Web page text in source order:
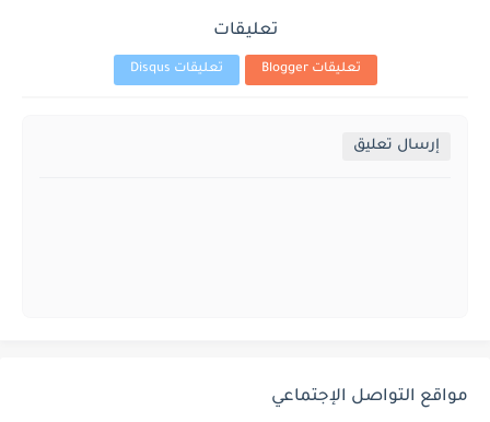
تعليقات
تعليقات Blogger تعليقات Disqus
إرسال تعليق
مواقع التواصل الإجتماعي